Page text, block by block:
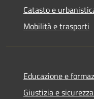
Catasto e
Mobilità e trasporti
Educazione e
Giustizia e